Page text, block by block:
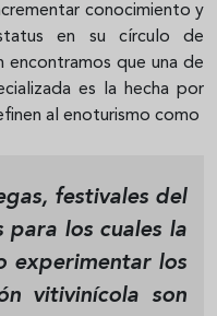
conocimiento y
en su círculo de
que una de
es la hecha por
al enoturismo como
festivales del
para los cuales la
experimentar los
vitivinícola son